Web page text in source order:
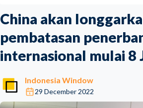
China akan
pembatasan
internasional mulai 8
Indonesia Window
29 December 2022